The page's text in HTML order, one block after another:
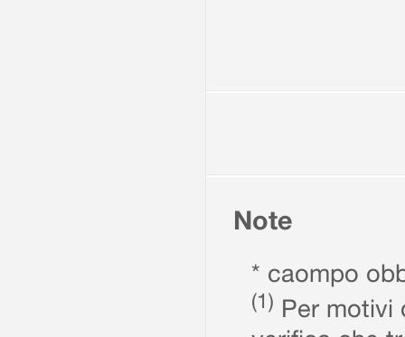
Note
* caompo
(1) Per motivi